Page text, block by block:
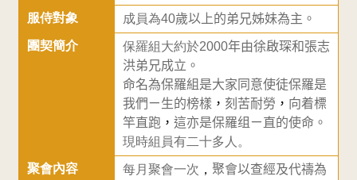
理
教
服侍對象
成員為40歲以上的弟兄姊妹為主。
團契簡介
保羅組大約於2000年由徐啟琛和張志
洪弟兄成立。
命名為保羅組是大家同意使徒保羅是
我們ㄧ生的榜樣 ， 刻苦耐勞 ， 向着標
竿直跑 ， 這亦是保羅组ㄧ直的使命。
現時組員有二十多人。
聚會內容
每月聚會一次 ， 聚會以查經及代禱為